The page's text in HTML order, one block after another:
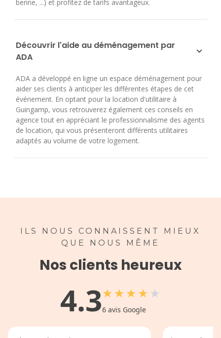
benne, ...) et profitez de tarifs avantageux.
Découvrir l'aide au déménagement par
ADA
ADA a développé en ligne un espace déménagement pour
aider ses clients à anticiper les différentes étapes de cet
événement. En optant pour la location d'utilitaire à
Guingamp, vous retrouverez également ces conseils en
agence tout en appréciant le professionnalisme des agents
de location, qui vous présenteront différents utilitaires
adaptés au volume de votre logement.
ILS NOUS CONNAISSENT MIEUX
QUE NOUS MÊME
Nos clients heureux
4.3★★★★★
6avis Google